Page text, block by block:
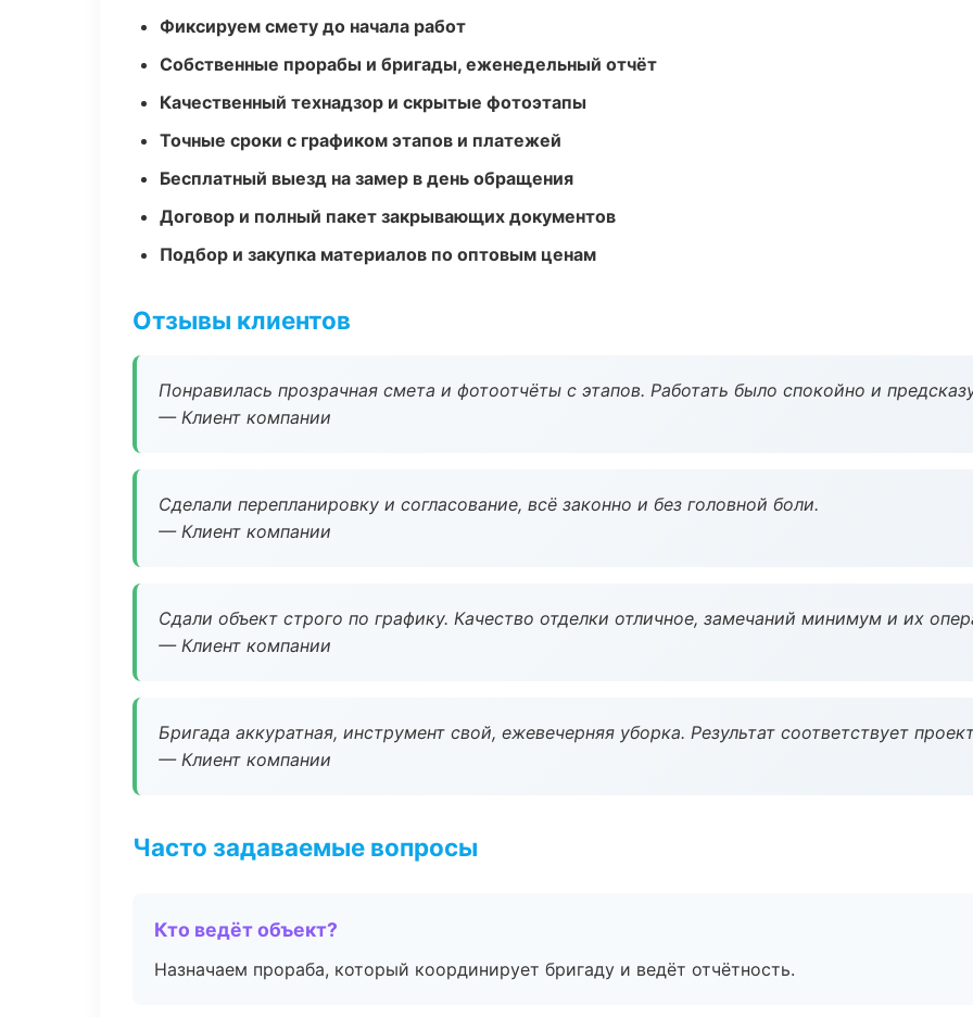
Фиксируем смету до начала работ
Собственные прорабы и бригады, еженедельный отчёт
Качественный технадзор и скрытые фотоэтапы
Точные сроки с графиком этапов и платежей
Бесплатный выезд на замер в день обращения
Договор и полный пакет закрывающих документов
Подбор и закупка материалов по оптовым ценам
Отзывы клиентов
Понравилась прозрачная смета и фотоотчёты с этапов. Работать было спокойно и
— Клиент компании
Сделали перепланировку и согласование, всё законно и без головной боли.
— Клиент компании
Сдали объект строго по графику. Качество отделки отличное, замечаний минимум и их
— Клиент компании
Бригада аккуратная, инструмент свой, ежевечерняя уборка. Результат соответствует
— Клиент компании
Часто задаваемые вопросы
Кто ведёт объект?
Назначаем прораба, который координирует бригаду и ведёт отчётность.